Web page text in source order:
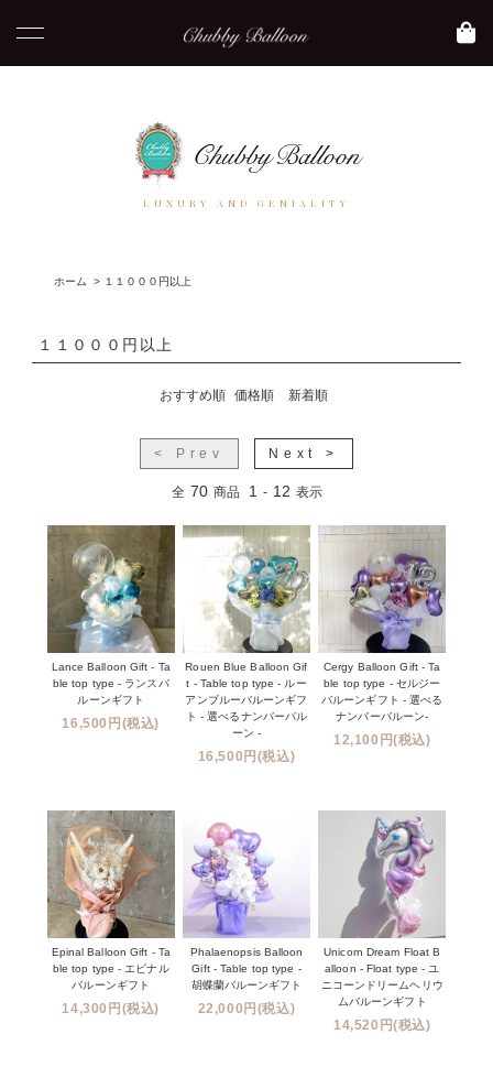
LUXURY AND GENIALITY
ホーム > １１０００円以上
１１０００円以上
おすすめ順 価格順 新着順
< Prev Next >
全 70 商品 1 - 12 表示
Lance Balloon Gift - Ta
ble top type - ランスバ
ルーンギフト
16,500円(税込)
Rouen Blue Balloon Gif
t - Table top type - ルー
アンブルーバルーンギフ
ト - 選べるナンバーバル
ーン -
16,500円(税込)
Cergy Balloon Gift - Ta
ble top type - セルジー
バルーンギフト - 選べる
ナンバーバルーン-
12,100円(税込)
Epinal Balloon Gift - Ta
ble top type - エピナル
バルーンギフト
14,300円(税込)
Phalaenopsis Balloon
Gift - Table top type -
胡蝶蘭バルーンギフト
22,000円(税込)
Unicorn Dream Float B
alloon - Float type - ユ
ニコーンドリームヘリウ
ムバルーンギフト
14,520円(税込)